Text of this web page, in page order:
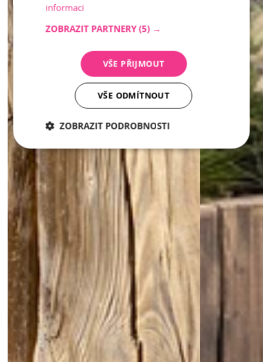
informací
ZOBRAZIT PARTNERY (5) →
VŠE PŘIJMOUT
VŠE ODMÍTNOUT
ZOBRAZIT PODROBNOSTI
Nezbytně
nutné
soubory
Analytika Marketing
Analytika
Marketing
Nezbytně nutné soubory cookie umožňují základní
funkce webových stránek, jako je přihlášení
uživatele a správa účtu. Webové stránky nelze bez
nezbytně nutných souborů cookie správně používat.
Název
Poskytovatel /
Doména